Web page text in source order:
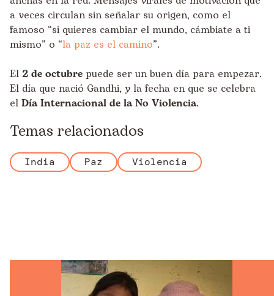
a veces circulan sin señalar su origen, como el
famoso “si quieres cambiar el mundo, cámbiate a ti
mismo” o “la paz es el camino”.
El 2 de octubre puede ser un buen día para empezar.
El día que nació Gandhi, y la fecha en que se celebra
el Día Internacional de la No Violencia.
Temas relacionados
India Paz Violencia